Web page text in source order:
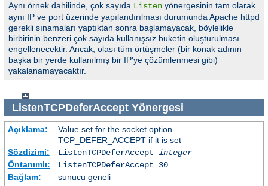
Aynı örnek dahilinde, çok sayıda Listen yönergesinin tam olarak
aynı IP ve port üzerinde yapılandırılması durumunda Apache httpd
gerekli sınamaları yaptıktan sonra başlamayacak, böylelikle
birbirinin benzeri çok sayıda kullanışsız buketin oluşturulması
engellenecektir. Ancak, olası tüm örtüşmeler (bir konak adının
başka bir yerde kullanılmış bir IP'ye çözümlenmesi gibi)
yakalanamayacaktır.
ListenTCPDeferAcceptYönergesi
Açıklama:
Value set for the socket option
TCP_DEFER_ACCEPT if it is set
Sözdizimi:
ListenTCPDeferAccept integer
Öntanımlı:
ListenTCPDeferAccept 30
Bağlam:
sunucu geneli